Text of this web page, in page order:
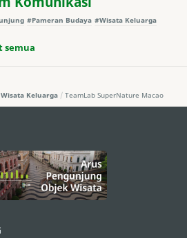
#Pameran Budaya #Wisata Keluarga
semua
Wisata Keluarga TeamLab SuperNature Macao